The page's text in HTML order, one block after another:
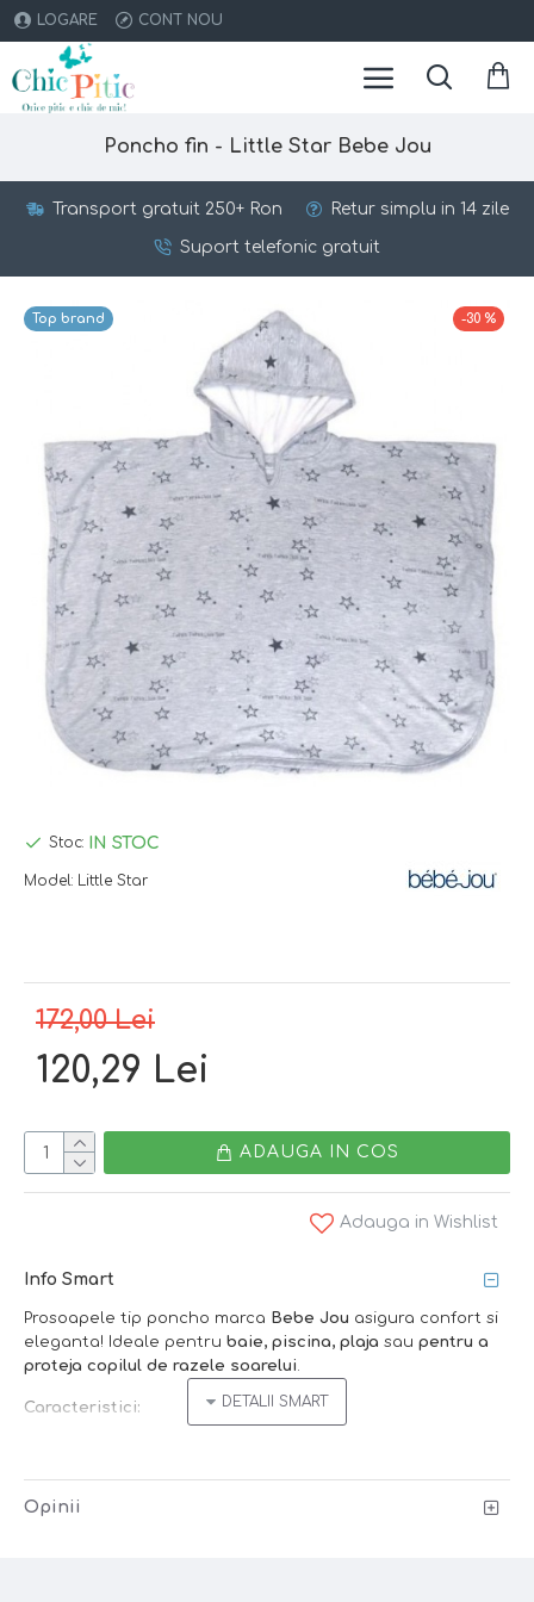
LOGARE CONT NOU
Poncho fin - Little Star Bebe Jou
Transport gratuit 250+ Ron Retur simplu in 14 zile
Suport telefonic gratuit
Top brand -30 %
172,00 Lei
120,29 Lei
Stoc: IN STOC
Model: Little Star
ADAUGA IN COS
Adauga in Wishlist
Info Smart
Prosoapele tip poncho marca Bebe Jou asigura confort si
eleganta! Ideale pentru baie, piscina, plaja sau pentru a
proteja copilul de razele soarelui.
Caracteristici:
se usuca foarte repede
Opinii